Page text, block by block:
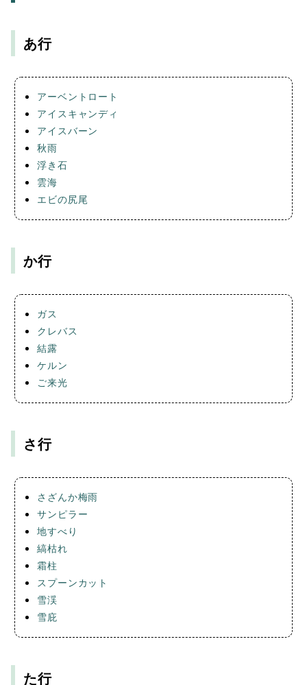
あ行
アーベントロート
アイスキャンディ
アイスバーン
秋雨
浮き石
雲海
エビの尻尾
か行
ガス
クレバス
結露
ケルン
ご来光
さ行
さざんか梅雨
サンピラー
地すべり
縞枯れ
霜柱
スプーンカット
雪渓
雪庇
た行